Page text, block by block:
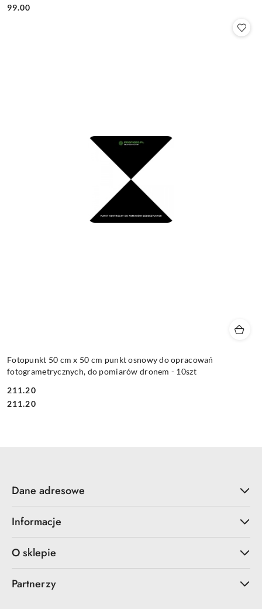
Cena:
Cena:
99.00
Fotopunkt 50 cm x 50 cm punkt osnowy do opracowań
fotogrametrycznych, do pomiarów dronem - 10szt
Cena:
211.20
Cena:
211.20
Dane adresowe
Informacje
O sklepie
Partnerzy